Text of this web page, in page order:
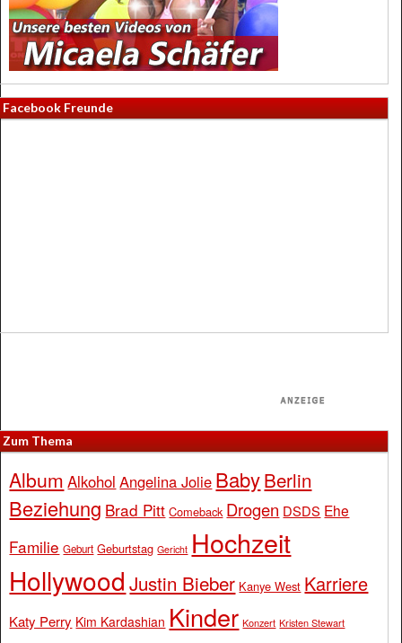
Facebook Freunde
Zum Thema
Album Alkohol Angelina Jolie BabyBerlin
Beziehung Brad Pitt Comeback Drogen DSDS Ehe
Familie Geburt Geburtstag Gericht Hochzeit
Hollywood Justin Bieber Kanye West Karriere
Katy Perry Kim Kardashian Kinder Konzert Kristen Stewart